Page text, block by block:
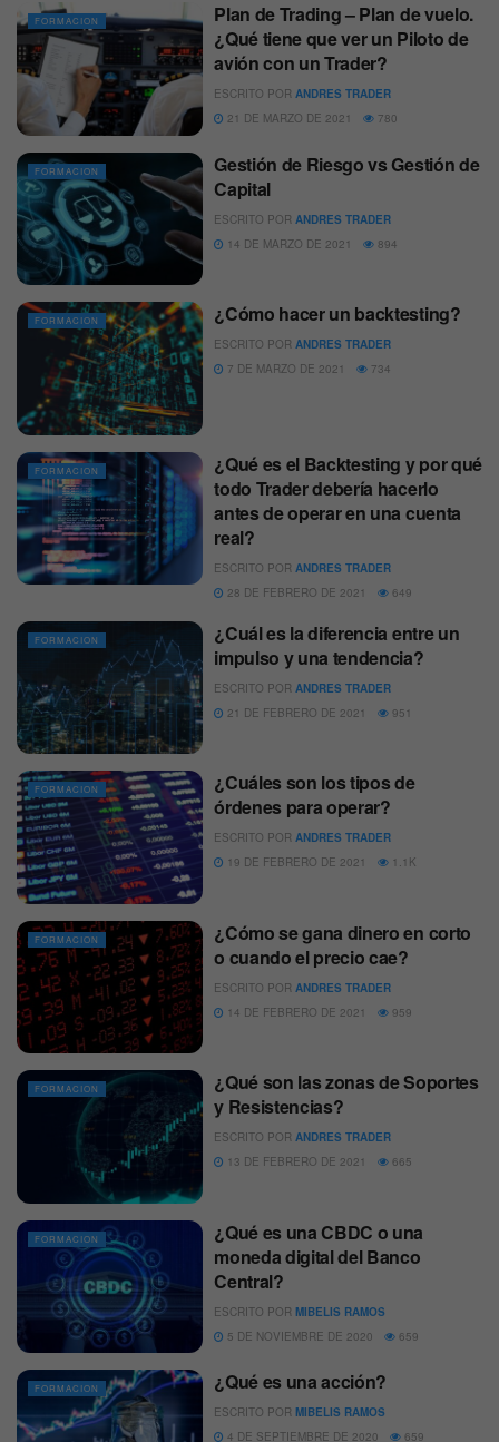
FORMACION
Plan de Trading – Plan de vuelo.
¿Qué tiene que ver un Piloto de
avión con un Trader?
ESCRITO POR ANDRES TRADER
21 DE MARZO DE 2021
780
FORMACION
Gestión de Riesgo vs Gestión de
Capital
ESCRITO POR ANDRES TRADER
14 DE MARZO DE 2021
894
FORMACION ¿Cómo hacer un backtesting?
ESCRITO POR ANDRES TRADER
7 DE MARZO DE 2021
734
FORMACION
¿Qué es el Backtesting y por qué
todo Trader debería hacerlo
antes de operar en una cuenta
real?
ESCRITO POR ANDRES TRADER
28 DE FEBRERO DE 2021
649
FORMACION
¿Cuál es la diferencia entre un
impulso y una tendencia?
ESCRITO POR ANDRES TRADER
21 DE FEBRERO DE 2021
951
FORMACION
¿Cuáles son los tipos de
órdenes para operar?
ESCRITO POR ANDRES TRADER
19 DE FEBRERO DE 2021
1.1K
FORMACION
¿Cómo se gana dinero en corto
o cuando el precio cae?
ESCRITO POR ANDRES TRADER
14 DE FEBRERO DE 2021
959
FORMACION
¿Qué son las zonas de Soportes
y Resistencias?
ESCRITO POR ANDRES TRADER
13 DE FEBRERO DE 2021
665
FORMACION
¿Qué es una CBDC o una
moneda digital del Banco
Central?
ESCRITO POR MIBELIS RAMOS
5 DE NOVIEMBRE DE 2020
659
FORMACION ¿Qué es una acción?
ESCRITO POR MIBELIS RAMOS
4 DE SEPTIEMBRE DE 2020
659